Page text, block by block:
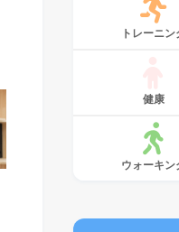
トレーニン
健康
ウォーキン